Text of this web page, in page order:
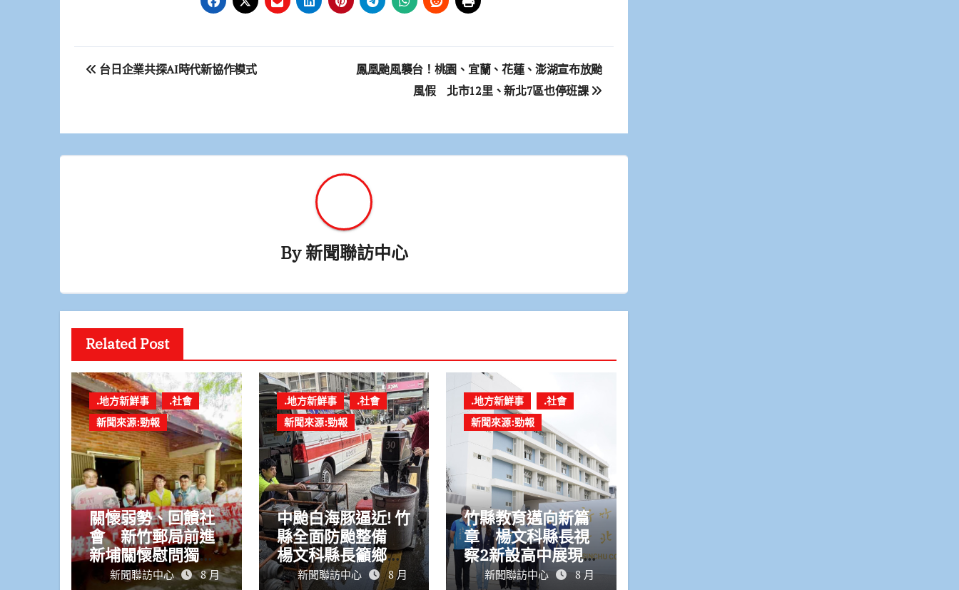
文
覽
台日企業共探AI時代新協作模式
鳳凰颱風襲台！桃園、宜蘭、花蓮、澎湖宣布放颱
風假 北市12里、新北7區也停班課
By新聞聯訪中心
Related Post
.地方新鮮事
.社會
新聞來源:勁報
關懷弱勢、回饋社
會 新竹郵局前進
新埔關懷慰問獨居
長者並改善居住環
新聞聯訪中心
8 月
.地方新鮮事
.社會
新聞來源:勁報
中颱白海豚逼近! 竹
縣全面防颱整備
楊文科縣長籲鄉親
落實防颱準備
新聞聯訪中心
8 月
.地方新鮮事
.社會
新聞來源:勁報
竹縣教育邁向新篇
章 楊文科縣長視
察2新設高中展現
高中五大方案成果
新聞聯訪中心
8 月